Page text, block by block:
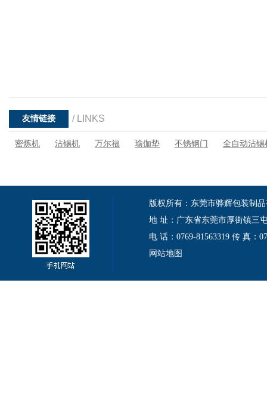
友情链接 / LINKS
密炼机 沾锡机 万尔福 瑜伽垫 不锈钢门 全自动沾锡
版权所有：东莞市骅辉包装制品
地 址：广东省东莞市厚街镇三
电 话：0769-81563319 传 真：
网站地图